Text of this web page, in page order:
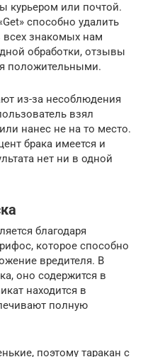
курьером или почтой.
способно удалить
всех знакомых нам
обработки, отзывы
положительными.
из-за несоблюдения
взял
нанес не на то место.
брака имеется и
нет ни в одной
благодаря
которое способно
вредителя. В
оно содержится в
находится в
полную
поэтому таракан с